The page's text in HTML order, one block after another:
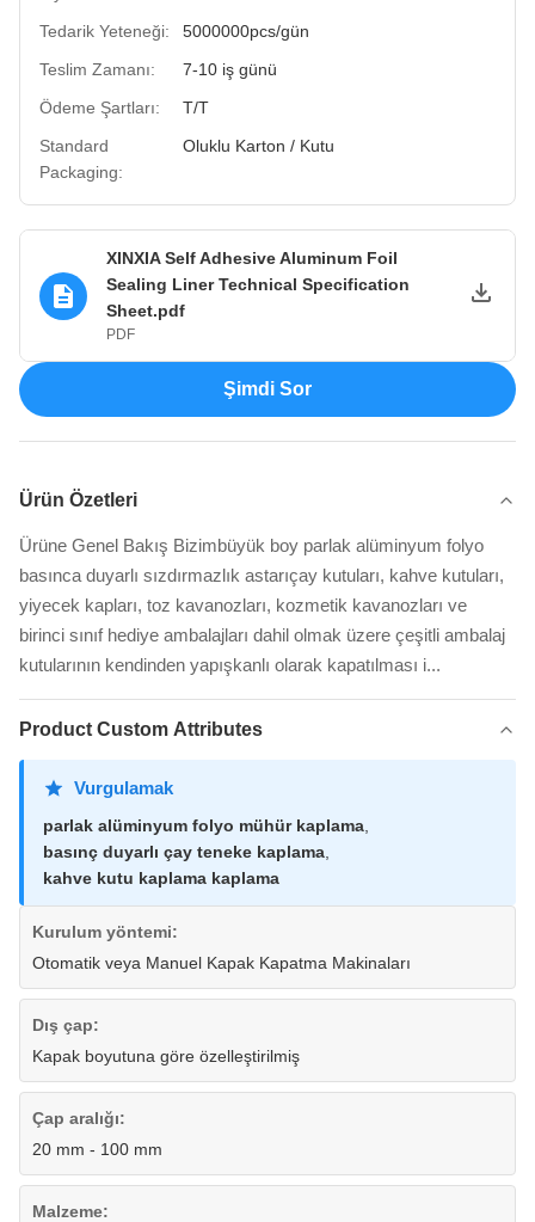
Tedarik Yeteneği:
5000000pcs/gün
Teslim Zamanı:
7-10 iş günü
Ödeme Şartları:
T/T
Standard
Packaging:
Oluklu Karton / Kutu
XINXIA Self Adhesive Aluminum Foil
Sealing Liner Technical Specification
Sheet.pdf
PDF
Şimdi Sor
Ürün Özetleri
Ürüne Genel Bakış Bizimbüyük boy parlak alüminyum folyo
basınca duyarlı sızdırmazlık astarıçay kutuları, kahve kutuları,
yiyecek kapları, toz kavanozları, kozmetik kavanozları ve
birinci sınıf hediye ambalajları dahil olmak üzere çeşitli ambalaj
kutularının kendinden yapışkanlı olarak kapatılması i...
Product Custom Attributes
Vurgulamak
parlak alüminyum folyo mühür kaplama,
basınç duyarlı çay teneke kaplama,
kahve kutu kaplama kaplama
Kurulum yöntemi:
Otomatik veya Manuel Kapak Kapatma Makinaları
Dış çap:
Kapak boyutuna göre özelleştirilmiş
Çap aralığı:
20 mm - 100 mm
Malzeme: